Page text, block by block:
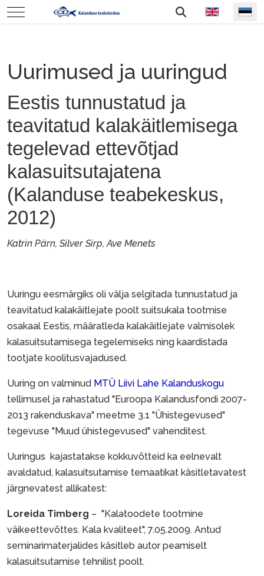
Mobile Menu Toggle Vali keel
Uurimused ja uuringud
Eestis tunnustatud ja
teavitatud kalakäitlemisega
tegelevad ettevõtjad
kalasuitsutajatena
(Kalanduse teabekeskus,
2012)
Katrin Pärn, Silver Sirp, Ave Menets
Uuringu eesmärgiks oli välja selgitada tunnustatud ja
teavitatud kalakäitlejate poolt suitsukala tootmise
osakaal Eestis, määratleda kalakäitlejate valmisolek
kalasuitsutamisega tegelemiseks ning kaardistada
tootjate koolitusvajadused.
Uuring on valminud MTÜ Liivi Lahe Kalanduskogu
tellimusel ja rahastatud "Euroopa Kalandusfondi 2007-
2013 rakenduskava" meetme 3.1 "Ühistegevused"
tegevuse "Muud ühistegevused" vahenditest.
Uuringus kajastatakse kokkuvõtteid ka eelnevalt
avaldatud, kalasuitsutamise temaatikat käsitletavatest
järgnevatest allikatest:
Loreida Timberg – "Kalatoodete tootmine
väikeettevõttes. Kala kvaliteet", 7.05.2009. Antud
seminarimaterjalides käsitleb autor peamiselt
kalasuitsutamise tehnilist poolt.